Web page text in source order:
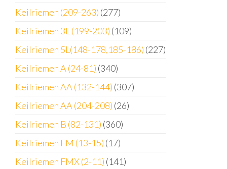
Keilriemen (209-263) (277)
Keilriemen 3L (199-203) (109)
Keilriemen 5L(148-178,185-186) (227)
Keilriemen A (24-81) (340)
Keilriemen AA (132-144) (307)
Keilriemen AA (204-208) (26)
Keilriemen B (82-131) (360)
Keilriemen FM (13-15) (17)
Keilriemen FMX (2-11) (141)